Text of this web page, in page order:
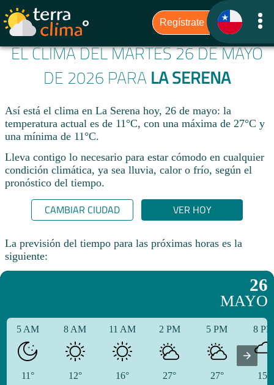
EL CLIMA DEL MARTES 26 DE MAYO
DE 2026 PARA LA SERENA
Así está el clima en La Serena hoy, 26 de mayo: la
temperatura actual es de 11°C, con una máxima de 27°C y
una mínima de 11°C.
Lleva contigo lo necesario para estar cómodo en cualquier
condición climática, ya sea lluvia, calor o frío, según el
pronóstico del tiempo.
CAMBIAR CIUDAD VER HOY
La previsión del tiempo para las próximas horas es la
siguiente:
26
MAYO
5 AM
11°
8 AM
12°
11 AM
16°
2 PM
27°
5 PM
27°
8
15°